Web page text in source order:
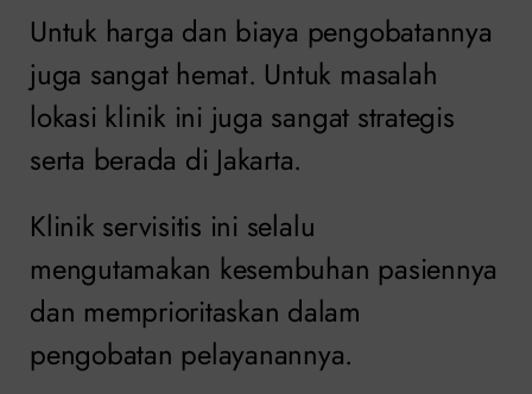
Untuk harga dan biaya pengobatannya
juga sangat hemat. Untuk masalah
lokasi klinik ini juga sangat strategis
serta berada di Jakarta.
Klinik servisitis ini selalu
mengutamakan kesembuhan pasiennya
dan memprioritaskan dalam
pengobatan pelayanannya.